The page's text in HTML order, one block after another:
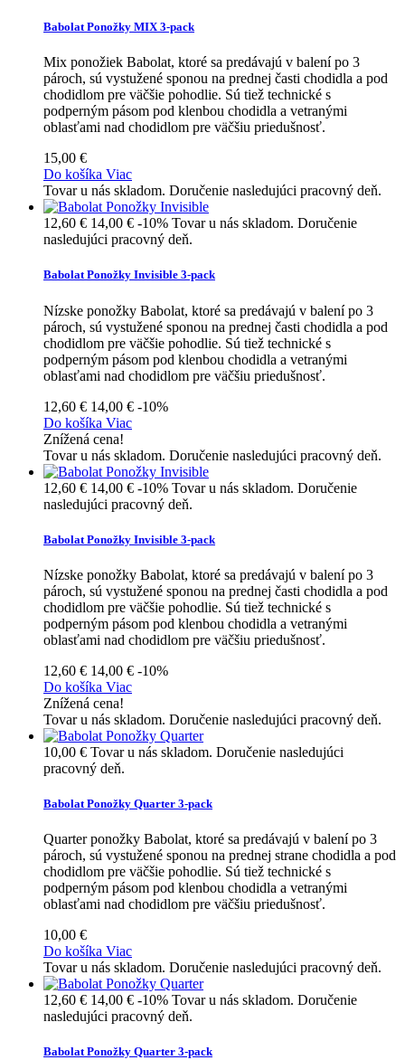
Babolat Ponožky MIX 3-pack
Mix ponožiek Babolat, ktoré sa predávajú v balení po 3
pároch, sú vystužené sponou na prednej časti chodidla a pod
chodidlom pre väčšie pohodlie. Sú tiež technické s
podperným pásom pod klenbou chodidla a vetranými
oblasťami nad chodidlom pre väčšiu priedušnosť.
15,00 €
Do košíka Viac
Tovar u nás skladom. Doručenie nasledujúci pracovný deň.
12,60 € 14,00 € -10% Tovar u nás skladom. Doručenie
nasledujúci pracovný deň.
Babolat Ponožky Invisible 3-pack
Nízske ponožky Babolat, ktoré sa predávajú v balení po 3
pároch, sú vystužené sponou na prednej časti chodidla a pod
chodidlom pre väčšie pohodlie. Sú tiež technické s
podperným pásom pod klenbou chodidla a vetranými
oblasťami nad chodidlom pre väčšiu priedušnosť.
12,60 € 14,00 € -10%
Do košíka Viac
Znížená cena!
Tovar u nás skladom. Doručenie nasledujúci pracovný deň.
12,60 € 14,00 € -10% Tovar u nás skladom. Doručenie
nasledujúci pracovný deň.
Babolat Ponožky Invisible 3-pack
Nízske ponožky Babolat, ktoré sa predávajú v balení po 3
pároch, sú vystužené sponou na prednej časti chodidla a pod
chodidlom pre väčšie pohodlie. Sú tiež technické s
podperným pásom pod klenbou chodidla a vetranými
oblasťami nad chodidlom pre väčšiu priedušnosť.
12,60 € 14,00 € -10%
Do košíka Viac
Znížená cena!
Tovar u nás skladom. Doručenie nasledujúci pracovný deň.
10,00 € Tovar u nás skladom. Doručenie nasledujúci
pracovný deň.
Babolat Ponožky Quarter 3-pack
Quarter ponožky Babolat, ktoré sa predávajú v balení po 3
pároch, sú vystužené sponou na prednej strane chodidla a pod
chodidlom pre väčšie pohodlie. Sú tiež technické s
podperným pásom pod klenbou chodidla a vetranými
oblasťami nad chodidlom pre väčšiu priedušnosť.
10,00 €
Do košíka Viac
Tovar u nás skladom. Doručenie nasledujúci pracovný deň.
12,60 € 14,00 € -10% Tovar u nás skladom. Doručenie
nasledujúci pracovný deň.
Babolat Ponožky Quarter 3-pack